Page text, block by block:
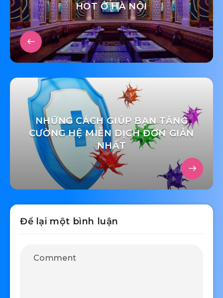
HOT Ở HÀ NỘI
NHỮNG CÁCH GIÚP BẠN TĂNG
CƯỜNG HỆ MIỄN DỊCH ĐƠN GIẢN
NHẤT
Để lại một bình luận